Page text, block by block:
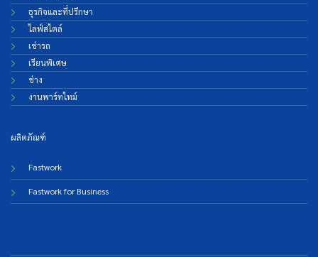
ธุรกิจและที่ปรึกษา
ไลฟ์สไตล์
เช่ารถ
เรียนพิเศษ
ช่าง
งานพาร์ทไทม์
ผลิตภัณฑ์
Fastwork
Fastwork for Business